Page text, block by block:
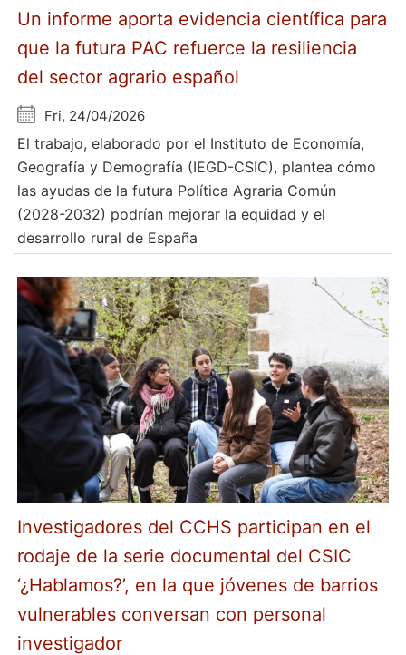
Un informe aporta evidencia científica para
que la futura PAC refuerce la resiliencia
del sector agrario español
Fri, 24/04/2026
El trabajo, elaborado por el Instituto de Economía,
Geografía y Demografía (IEGD-CSIC), plantea cómo
las ayudas de la futura Política Agraria Común
(2028-2032) podrían mejorar la equidad y el
desarrollo rural de España
Investigadores del CCHS participan en el
rodaje de la serie documental del CSIC
‘¿Hablamos?’, en la que jóvenes de barrios
vulnerables conversan con personal
investigador